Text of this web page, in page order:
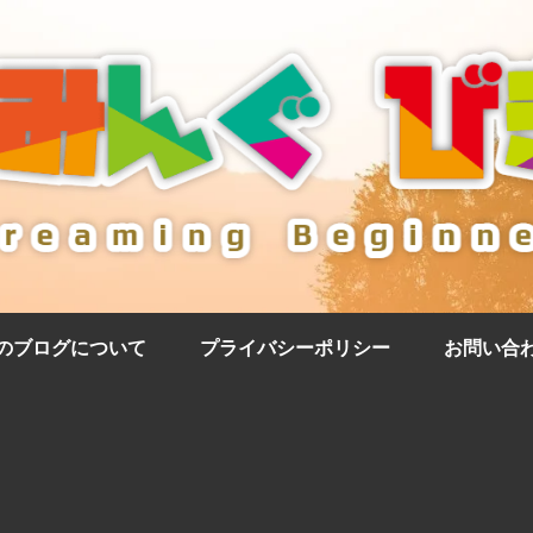
ブログについて プライバシーポリシー お問い合